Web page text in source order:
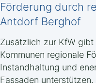
Förderung durch
Antdorf Berghof
Zusätzlich zur KfW gibt
Kommunen regionale
Instandhaltung und
Fassaden